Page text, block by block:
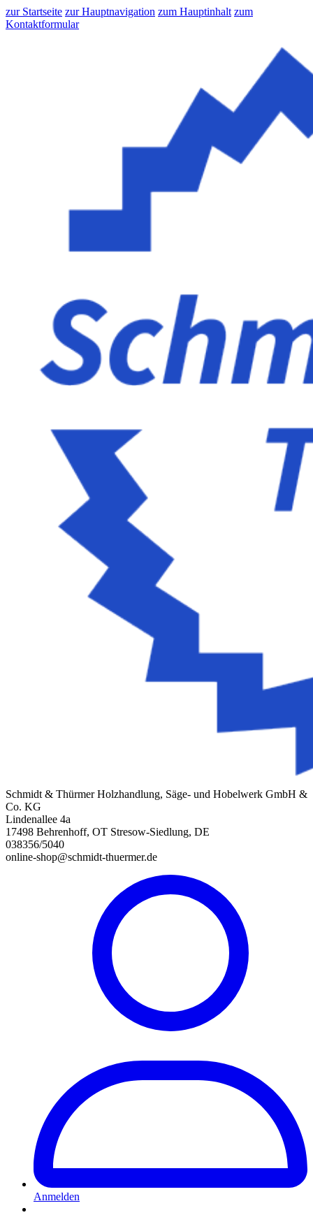
zur Startseite zur Hauptnavigation zum Hauptinhalt zum
Kontaktformular
Schmidt & Thürmer Holzhandlung, Säge- und Hobelwerk GmbH &
Co. KG
Lindenallee 4a
17498 Behrenhoff, OT Stresow-Siedlung, DE
038356/5040
online-shop@schmidt-thuermer.de
Anmelden